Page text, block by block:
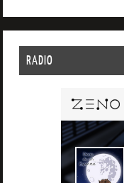
RADIO